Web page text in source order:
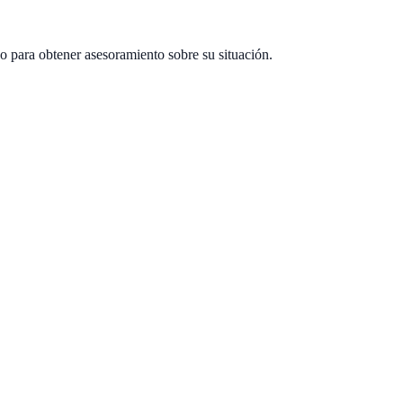
obtener asesoramiento sobre su situación.